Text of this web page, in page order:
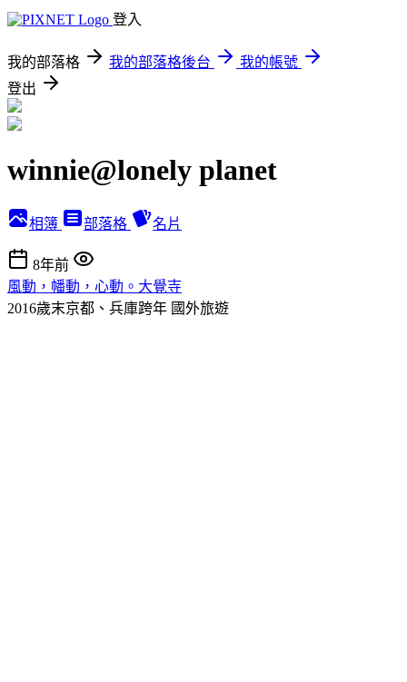
登入
我的部落格 我的部落格後台
我的帳號
登出
winnie@lonely planet
相簿 部落格 名片
8年前
風動，幡動，心動。大覺寺
2016歲末京都、兵庫跨年 國外旅遊